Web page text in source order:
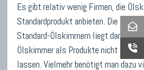
Es gibt relativ wenig Firmen, die
Standardprodukt anbieten. Die
Standard-Ölskimmern liegt darin,
Ölskimmer als Produkte nicht über
lassen. Vielmehr benötigt man dazu